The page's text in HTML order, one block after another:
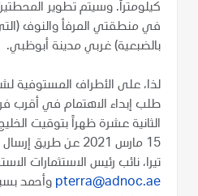
كيلومتراً. وسيتم تطوير
في منطقتي المرفأ والنوف
بالضبعية) غربي مدينة أبوظبي.
لذا، على الأطراف المستوفية
طلب إبداء الاهتمام في أقرب
الثانية عشرة ظهراً بتوقيت
15 مارس 2021 عن طريق
تيرا، نائب رئيس الاستثمارات
pterra@adnoc.ae وأحمد